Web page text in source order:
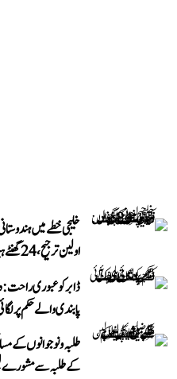
خلیجی خطے میں
اولین ترجیح، 24 گھنٹے ہیلپ لائن فعال: وزارتِ خارجہ
ڈابر کو عبوری
پابندی والے حکم پر
طلبہ و نوجوانوں
کے طلبہ سے مشورے